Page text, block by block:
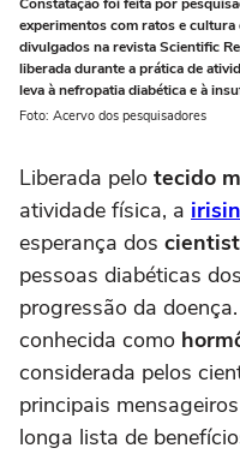
Constatação foi feita por
experimentos com ratos e cultura
divulgados na revista Scientific
liberada durante a prática de
leva à nefropatia diabética e à
Foto: Acervo dos pesquisadores
Liberada pelo tecido
atividade física, a
esperança dos
pessoas diabéticas
progressão da
conhecida como
considerada pelos
principais
longa lista de